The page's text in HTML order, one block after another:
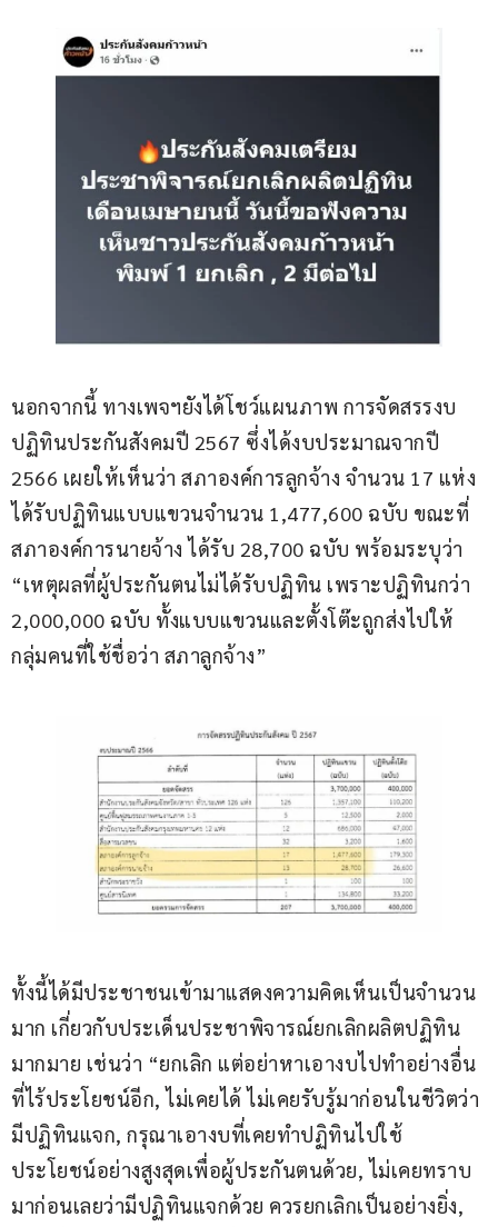
นอกจากนี้ ทางเพจฯยังได้โชว์แผนภาพ การจัดสรรงบ
ปฏิทินประกันสังคมปี 2567 ซึ่งได้งบประมาณจากปี
2566 เผยให้เห็นว่า สภาองค์การลูกจ้าง จำนวน 17 แห่ง
ได้รับปฏิทินแบบแขวนจำนวน 1,477,600 ฉบับ ขณะที่
สภาองค์การนายจ้าง ได้รับ 28,700 ฉบับ พร้อมระบุว่า
“เหตุผลที่ผู้ประกันตนไม่ได้รับปฏิทิน เพราะปฏิทินกว่า
2,000,000 ฉบับ ทั้งแบบแขวนและตั้งโต๊ะถูกส่งไปให้
กลุ่มคนที่ใช้ชื่อว่า สภาลูกจ้าง”
ทั้งนี้ได้มีประชาชนเข้ามาแสดงความคิดเห็นเป็นจำนวน
มาก เกี่ยวกับประเด็นประชาพิจารณ์ยกเลิกผลิตปฏิทิน
มากมาย เช่นว่า “ยกเลิก แต่อย่าหาเอางบไปทำอย่างอื่น
ที่ไร้ประโยชน์อีก, ไม่เคยได้ ไม่เคยรับรู้มาก่อนในชีวิตว่า
มีปฏิทินแจก, กรุณาเอางบที่เคยทำปฏิทินไปใช้
ประโยชน์อย่างสูงสุดเพื่อผู้ประกันตนด้วย, ไม่เคยทราบ
มาก่อนเลยว่ามีปฏิทินแจกด้วย ควรยกเลิกเป็นอย่างยิ่ง,